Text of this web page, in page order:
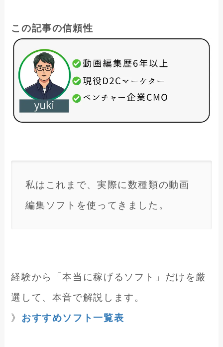
この記事の信頼性
私はこれまで、実際に数種類の動画
編集ソフトを使ってきました。
経験から「本当に稼げるソフト」だけを厳
選して、本音で解説します。
》 おすすめソフト一覧表